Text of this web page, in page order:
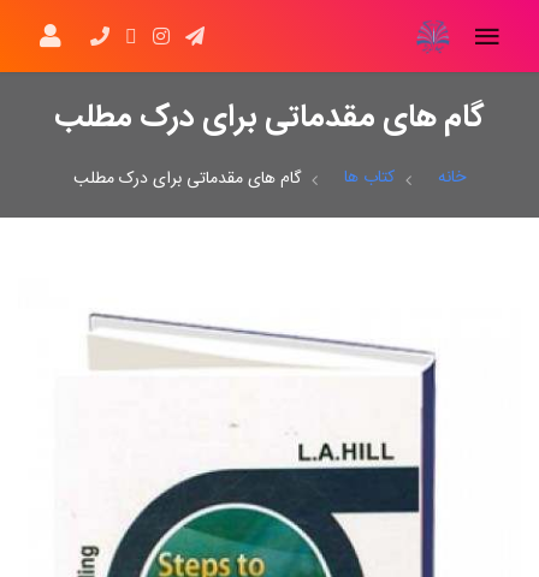
گام های مقدماتی برای درک مطلب
خانه کتاب ها گام های مقدماتی برای درک مطلب